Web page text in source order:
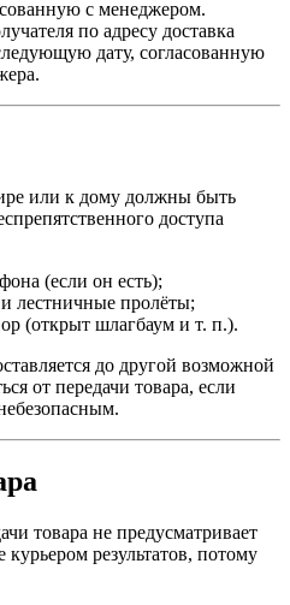
с менеджером.
по адресу доставка
дату, согласованную
или к дому должны быть
доступа
(если он есть);
лестничные пролёты;
(открыт шлагбаум и т. п.).
до другой возможной
от передачи товара, если
товара не предусматривает
результатов, потому